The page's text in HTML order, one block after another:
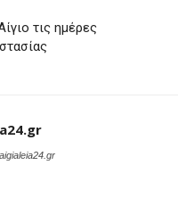
τις ημέρες